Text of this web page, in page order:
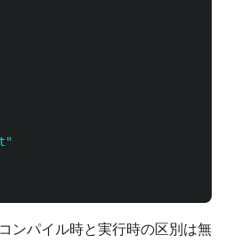
ンパイル時と実行時の区別は無